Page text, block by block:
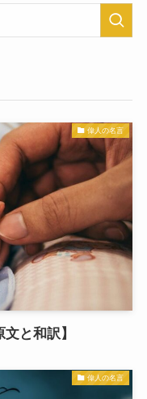
偉人の名言
と和訳】
偉人の名言